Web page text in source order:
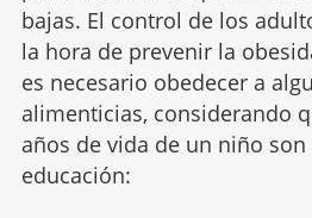
bajas. El control de los
la hora de prevenir la
es necesario obedecer a
alimenticias, considerando
años de vida de un niño
educación: